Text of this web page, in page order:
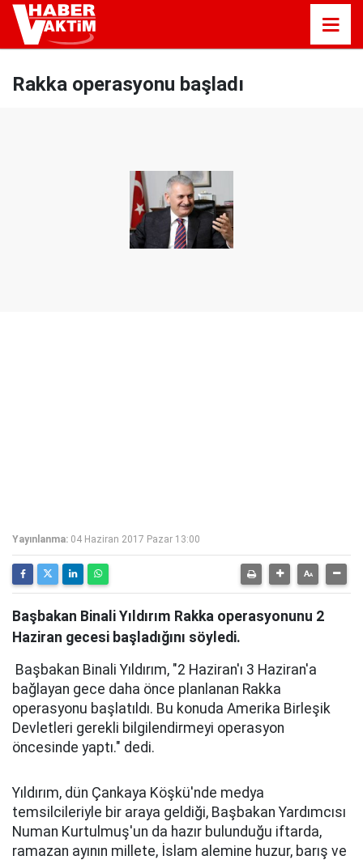
Rakka operasyonu başladı
Yayınlanma: 04 Haziran 2017 Pazar 13:00
Başbakan Binali Yıldırım Rakka operasyonunu 2
Haziran gecesi başladığını söyledi.
Başbakan Binali Yıldırım, "2 Haziran'ı 3 Haziran'a
bağlayan gece daha önce planlanan Rakka
operasyonu başlatıldı. Bu konuda Amerika Birleşik
Devletleri gerekli bilgilendirmeyi operasyon
öncesinde yaptı." dedi.
Yıldırım, dün Çankaya Köşkü'nde medya
temsilcileriyle bir araya geldiği, Başbakan Yardımcısı
Numan Kurtulmuş'un da hazır bulunduğu iftarda,
ramazan ayının millete, İslam alemine huzur, barış ve